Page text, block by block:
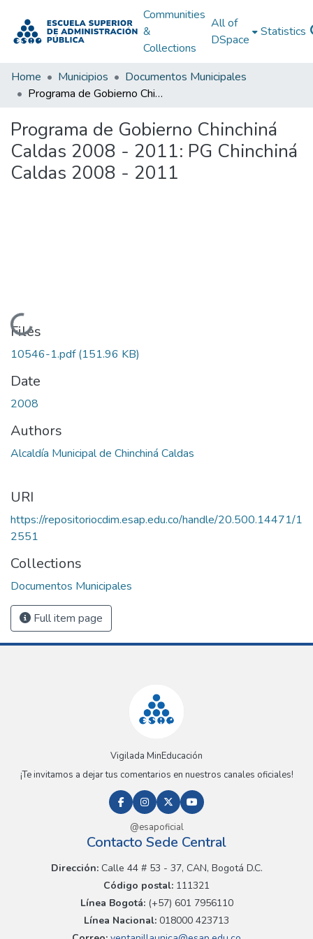
Communities
&
Collections
All of
DSpace
Statistics
Home Municipios
Documentos Municipales
Programa de Gobierno Chinchiná Caldas 2008 - 2011: PG Chinchiná Caldas 2008 - 2011
Programa de Gobierno Chinchiná
Caldas 2008 - 2011: PG Chinchiná
Caldas 2008 - 2011
Loading...
Files
10546-1.pdf(151.96 KB)
Date
2008
Authors
Alcaldía Municipal de Chinchiná Caldas
URI
https://repositoriocdim.esap.edu.co/handle/20.500.14471/1
2551
Collections
Documentos Municipales
Full item page
Vigilada MinEducación
¡Te invitamos a dejar tus comentarios en nuestros canales oficiales!
@esapoficial
Contacto Sede Central
Dirección:Calle 44 # 53 - 37, CAN, Bogotá D.C.
Código postal: 111321
Línea Bogotá:(+57) 601 7956110
Línea Nacional: 018000 423713